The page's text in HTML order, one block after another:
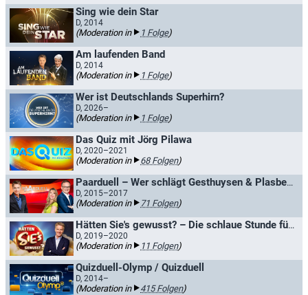
Sing wie dein Star
D, 2014
(Moderation in 1 Folge)
Am laufenden Band
D, 2014
(Moderation in 1 Folge)
Wer ist Deutschlands Superhirn?
D, 2026–
(Moderation in 1 Folge)
Das Quiz mit Jörg Pilawa
D, 2020–2021
(Moderation in 68 Folgen)
Paarduell – Wer schlägt Gesthuysen & Plasberg? / Das Paar-Duell
D, 2015–2017
(Moderation in 71 Folgen)
Hätten Sie's gewusst? – Die schlaue Stunde für Ratefüchse
D, 2019–2020
(Moderation in 11 Folgen)
Quizduell-Olymp / Quizduell
D, 2014–
(Moderation in 415 Folgen)